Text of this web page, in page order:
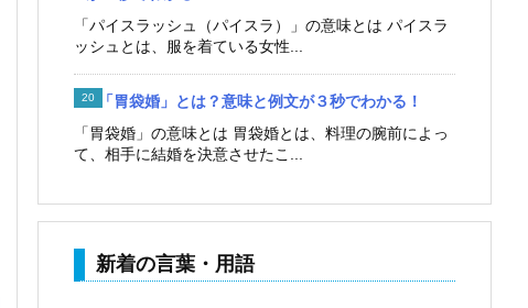
「パイスラッシュ（パイスラ）」の意味とは パイスラ
ッシュとは、服を着ている女性...
「胃袋婚」とは？意味と例文が３秒でわかる！
「胃袋婚」の意味とは 胃袋婚とは、料理の腕前によっ
て、相手に結婚を決意させたこ...
新着の言葉・用語